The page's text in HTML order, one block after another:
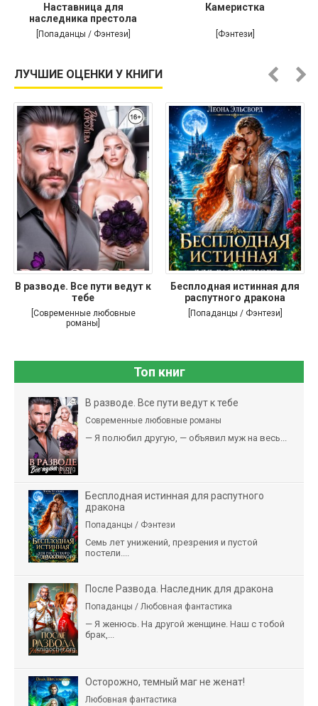
Наставница для
наследника престола
[Попаданцы / Фэнтези]
Камеристка
[Фэнтези]
ЛУЧШИЕ ОЦЕНКИ У КНИГИ
В разводе. Все пути ведут к
тебе
[Современные любовные
романы]
Бесплодная истинная для
распутного дракона
[Попаданцы / Фэнтези]
Топ книг
В разводе. Все пути ведут к тебе
Современные любовные романы
— Я полюбил другую, — объявил муж на весь...
Бесплодная истинная для распутного
дракона
Попаданцы / Фэнтези
Семь лет унижений, презрения и пустой
постели....
После Развода. Наследник для дракона
Попаданцы / Любовная фантастика
— Я женюсь. На другой женщине. Наш с тобой
брак,...
Осторожно, темный маг не женат!
Любовная фантастика